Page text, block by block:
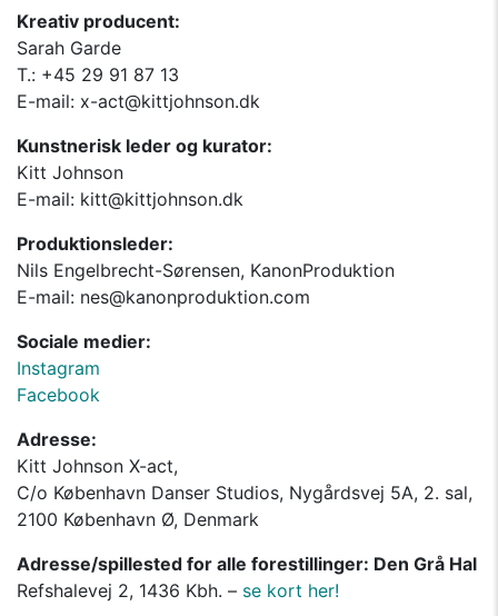
Kreativ producent:
Sarah Garde
T.: +45 29 91 87 13
E-mail: x-act@kittjohnson.dk
Kunstnerisk leder og kurator:
Kitt Johnson
E-mail: kitt@kittjohnson.dk
Produktionsleder:
Nils Engelbrecht-Sørensen, KanonProduktion
E-mail: nes@kanonproduktion.com
Sociale medier:
Instagram
Facebook
Adresse:
Kitt Johnson X-act,
C/o København Danser Studios, Nygårdsvej 5A, 2. sal,
2100 København Ø, Denmark
Adresse/spillested for alle forestillinger: Den Grå Hal
Refshalevej 2, 1436 Kbh. – se kort her!